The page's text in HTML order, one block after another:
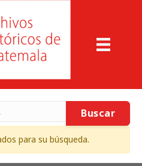
Buscar
para su búsqueda.